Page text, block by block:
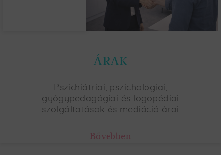
ÁRAK
Pszichiátriai, pszichológiai,
gyógypedagógiai és logopédiai
szolgáltatások és mediáció árai
Bővebben